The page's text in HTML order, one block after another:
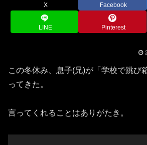
X Facebook
LINE Pinterest
この冬休み、息子(兄)が「学校で跳び
ってきた。
言ってくれることはありがたき。